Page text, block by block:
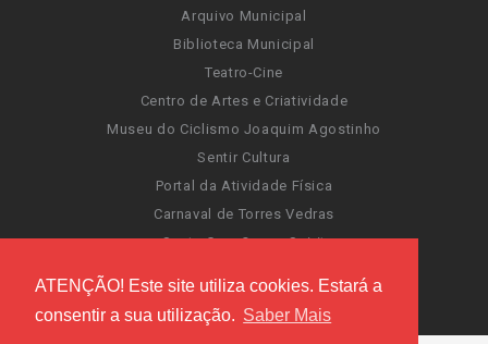
ATENÇÃO! Este site utiliza cookies. Estará a
consentir a sua utilização. Saber Mais
Arquivo Municipal
Biblioteca Municipal
Teatro-Cine
Centro de Artes e Criatividade
Museu do Ciclismo Joaquim Agostinho
Sentir Cultura
Portal da Atividade Física
Carnaval de Torres Vedras
Santa Cruz Ocean Spirit